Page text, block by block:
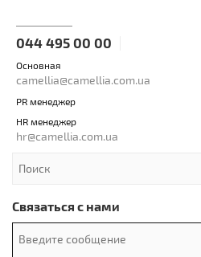
044 495 00 00
Основная
camellia@camellia.com.ua
PR менеджер
HR менеджер
hr@camellia.com.ua
Связаться с нами